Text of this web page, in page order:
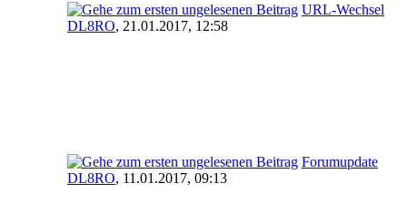
URL-Wechsel
DL8RO, 21.01.2017, 12:58
Forumupdate
DL8RO, 11.01.2017, 09:13